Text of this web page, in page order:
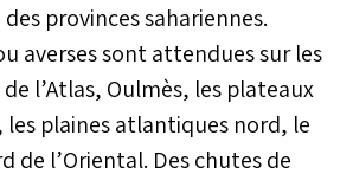
provinces sahariennes.
averses sont attendues sur les
l’Atlas, Oulmès, les plateaux
les plaines atlantiques nord, le
de l’Oriental. Des chutes de